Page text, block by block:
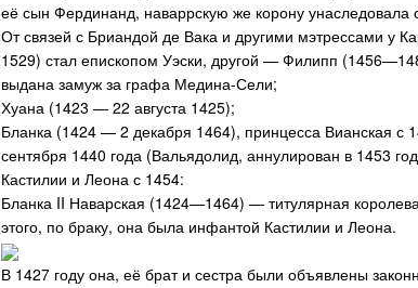
её сын Фердинанд, наваррскую же корону унаследовала
От связей с Бриандой де Вака и другими мэтрессами у
1529) стал епископом Уэски, другой — Филипп
выдана замуж за графа Медина-Сели;
Хуана (1423 — 22 августа 1425);
Бланка (1424 — 2 декабря 1464), принцесса Вианская с
сентября 1440 года (Вальядолид, аннулирован в 1453
Кастилии и Леона с 1454:
Бланка II Наварская (1424—1464) — титулярная
этого, по браку, она была инфантой Кастилии и Леона.
В 1427 году она, её брат и сестра были объявлены